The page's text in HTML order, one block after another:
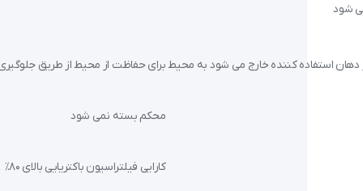
شود
دهان استفاده کننده خارج می شود به محیط برای حفاظت از محیط از طریق
محکم بسته نمی شود
کارایی فیلتراسیون باکتریایی بالای ۸۰٪